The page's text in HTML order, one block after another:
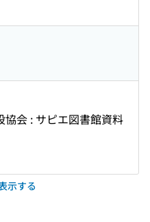
会 : サピエ図書館資料
示する